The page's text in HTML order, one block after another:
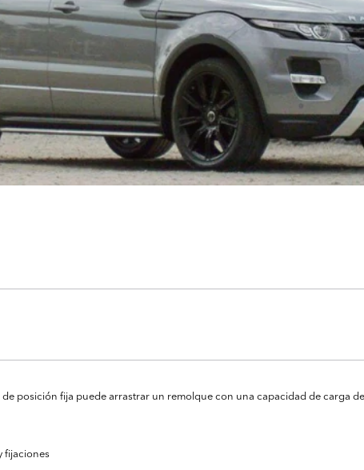
posición fija puede arrastrar un remolque con una capacidad de carga
fijaciones